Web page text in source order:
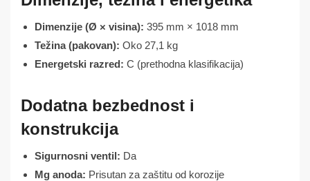
Dimenzije (Ø × visina): 395 mm × 1018 mm
Težina (pakovan): Oko 27,1 kg
Energetski razred: C (prethodna klasifikacija)
Dodatna bezbednost i
konstrukcija
Sigurnosni ventil: Da
Mg anoda: Prisutan za zaštitu od korozije